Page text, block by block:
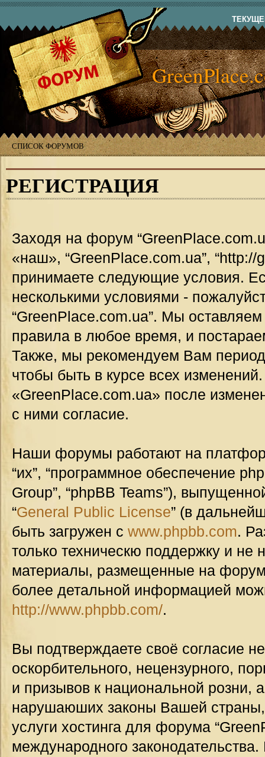
СПИСОК ФОРУМОВ
РЕГИСТРАЦИЯ
Заходя на форум
«наш», “GreenPlace.com.ua”,
принимаете следующие условия.
несколькими условиями -
“GreenPlace.com.ua”. Мы
правила в любое время, и
Также, мы рекомендуем Вам
чтобы быть в курсе всех
«GreenPlace.com.ua» после
с ними согласие.
Наши форумы работают на
“их”, “программное обеспечение
Group”, “phpBB Teams”),
“General Public License” (в
быть загружен с www.phpbb.com.
только техническю поддержку и не
материалы, размещенные на
более детальной информацией
http://www.phpbb.com/.
Вы подтверждаете своё согласие
оскорбительного, нецензурного,
и призывов к национальной розни,
нарушаюших законы Вашей страны,
услуги хостинга для форума
международного